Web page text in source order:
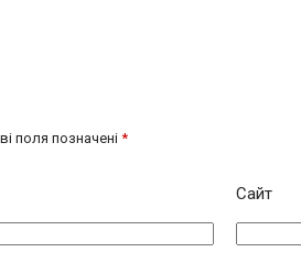
поля позначені*
Сайт